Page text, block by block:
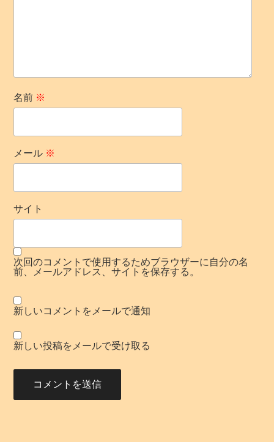
名前 ※
メール ※
サイト
次回のコメントで使用するためブラウザーに自分の名
前、メールアドレス、サイトを保存する。
新しいコメントをメールで通知
新しい投稿をメールで受け取る